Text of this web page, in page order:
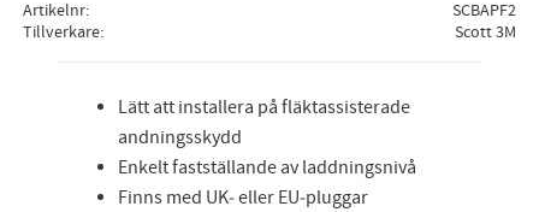
Artikelnr
SCBAPF2
Tillverkare
Scott 3M
Lätt att installera på fläktassisterade
andningsskydd
Enkelt fastställande av laddningsnivå
Finns med UK‑ eller EU‑pluggar